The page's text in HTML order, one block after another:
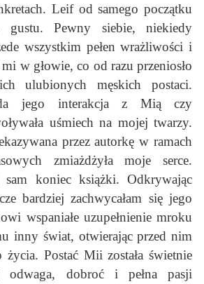
Leif od samego początku
Pewny siebie, niekiedy
wszystkim pełen wrażliwości i
w głowie, co od razu przeniosło
ulubionych męskich postaci.
jego interakcja z Mią czy
uśmiech na mojej twarzy.
przez autorkę w ramach
zmiażdżyła moje serce.
sam koniec książki. Odkrywając
bardziej zachwycałam się jego
wspaniałe uzupełnienie mroku
inny świat, otwierając przed nim
Postać Mii została świetnie
odwaga, dobroć i pełna pasji